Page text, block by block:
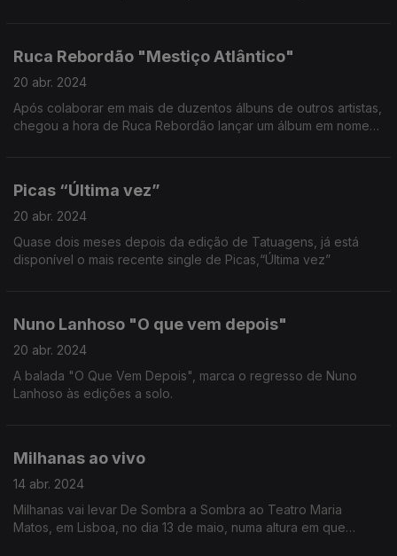
Ruca Rebordão "Mestiço Atlântico"
20 abr. 2024
Após colaborar em mais de duzentos álbuns de outros artistas,
chegou a hora de Ruca Rebordão lançar um álbum em nome
Picas “Última vez”
20 abr. 2024
Quase dois meses depois da edição de Tatuagens, já está
disponível o mais recente single de Picas,“Última vez”
Nuno Lanhoso "O que vem depois"
20 abr. 2024
A balada "O Que Vem Depois", marca o regresso de Nuno
Lanhoso às edições a solo.
Milhanas ao vivo
14 abr. 2024
Milhanas vai levar De Sombra a Sombra ao Teatro Maria
Matos, em Lisboa, no dia 13 de maio, numa altura em que